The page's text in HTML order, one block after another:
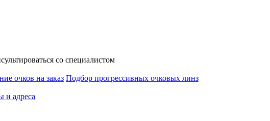
со специалистом
очков на заказ Подбор прогрессивных очковых линз
и адреса